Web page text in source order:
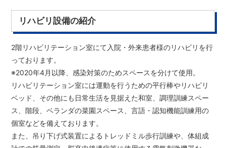
リハビリ設備の紹介
2階リハビリテーション室にて入院・外来患者様のリハビリを行
っております。
※2020年4月以降、感染対策のためスペースを分けて使用。
リハビリテーション室には運動を行うための平行棒やリハビリ
ベッド、その他にも日常生活を見据えた和室、調理訓練スペー
ス、階段、ベランダの菜園スペース、言語・認知機能訓練用の
個室などを備えております。
また、吊り下げ式装置によるトレッドミル歩行訓練や、体組成